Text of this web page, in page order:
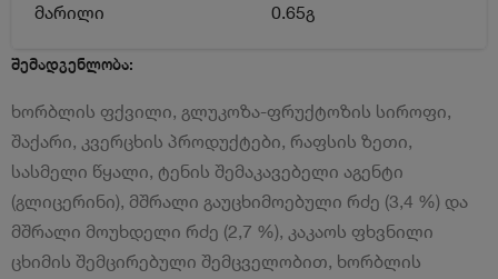
მარილი 0.65გ
შემადგენლობა:
ხორბლის ფქვილი, გლუკოზა-ფრუქტოზის სიროფი,
შაქარი, კვერცხის პროდუქტები, რაფსის ზეთი,
სასმელი წყალი, ტენის შემაკავებელი აგენტი
(გლიცერინი), მშრალი გაუცხიმოებული რძე (3,4 %) და
მშრალი მოუხდელი რძე (2,7 %), კაკაოს ფხვნილი
ცხიმის შემცირებული შემცველობით, ხორბლის